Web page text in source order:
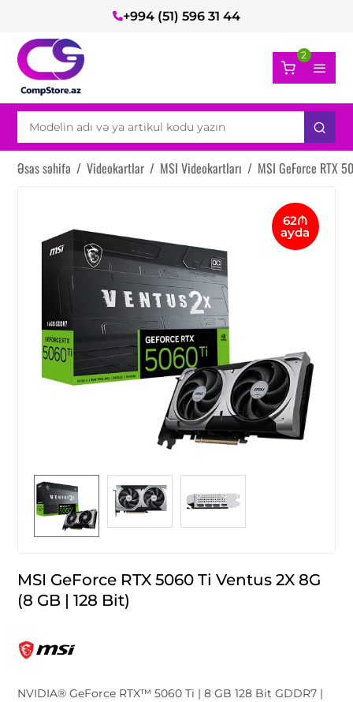
+994 (51) 596 31 44
2
Əsas səhifə / Videokartlar / MSI Videokartları / MSI GeForce RTX
62₼
ayda
MSI GeForce RTX 5060 Ti Ventus 2X 8G
(8 GB | 128 Bit)
NVIDIA® GeForce RTX™ 5060 Ti | 8 GB 128 Bit GDDR7 |